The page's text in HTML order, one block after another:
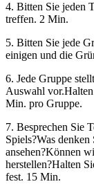
4. Bitten Sie jeden
treffen. 2 Min.
5. Bitten Sie jede
einigen und die
6. Jede Gruppe
Auswahl
Min. pro Gruppe.
7. Besprechen Sie
Spiels?Was
ansehen?Können
herstellen?Halten
fest. 15 Min.